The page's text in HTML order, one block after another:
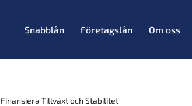
Snabblån Företagslån Om oss
Tillväxt och Stabilitet